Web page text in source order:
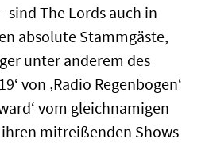
sind The Lords auch in
absolute Stammgäste,
unter anderem des
von ‚Radio Regenbogen‘
vom gleichnamigen
mitreißenden Shows